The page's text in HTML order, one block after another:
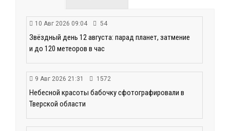
10 Авг 2026 09:04 54
Звёздный день 12 августа: парад планет, затмение
и до 120 метеоров в час
9 Авг 2026 21:31 1572
Небесной красоты бабочку сфотографировали в
Тверской области